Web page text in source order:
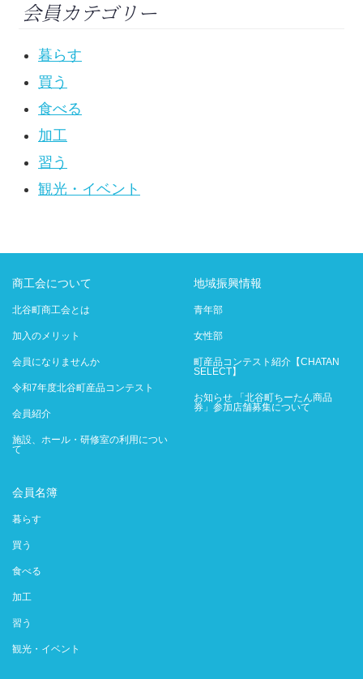
会員カテゴリー
暮らす
買う
食べる
加工
習う
観光・イベント
商工会について
北谷町商工会とは
加入のメリット
会員になりませんか
令和7年度北谷町産品コンテスト
会員紹介
施設、ホール・研修室の利用につい
て
地域振興情報
青年部
女性部
町産品コンテスト紹介【CHATAN
SELECT】
お知らせ 「北谷町ちーたん商品
券」参加店舗募集について
会員名簿
暮らす
買う
食べる
加工
習う
観光・イベント